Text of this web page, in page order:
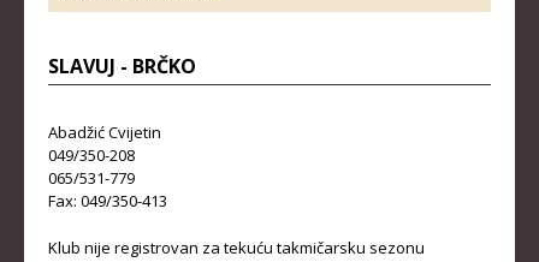
OSNOVNI PODACI
REPREZENTACIJA
ŽENSKA SENIORSKA REPREZENTACIJA
MUŠKA JUNIORSKA REPREZENTACIJA
SLAVUJ - BRČKO
Abadžić Cvijetin
049/350-208
065/531-779
Fax: 049/350-413
Klub nije registrovan za tekuću takmičarsku sezonu